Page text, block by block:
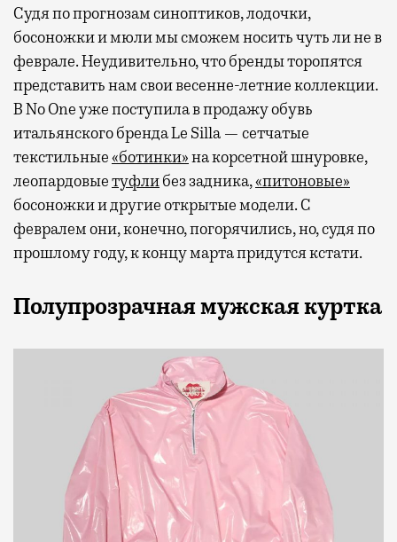
Судя по прогнозам синоптиков, лодочки,
босоножки и мюли мы сможем носить чуть ли не в
феврале. Неудивительно, что бренды торопятся
представить нам свои весенне-летние коллекции.
В No One уже поступила в продажу обувь
итальянского бренда Le Silla — сетчатые
текстильные«ботинки»на корсетной шнуровке,
леопардовыетуфлибез задника,«питоновые»
босоножки и другие открытые модели. С
февралем они, конечно, погорячились, но, судя по
прошлому году, к концу марта придутся кстати.
Полупрозрачная мужская куртка